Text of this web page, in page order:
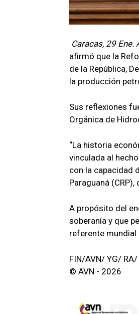
Caracas, 29 Ene.
afirmó que la
de la República,
la producción
Sus reflexiones
Orgánica de
“La historia
vinculada al
con la capacidad
Paraguaná
A propósito del
soberanía y que
referente mundial
FIN/AVN/ YG/
© AVN - 2026